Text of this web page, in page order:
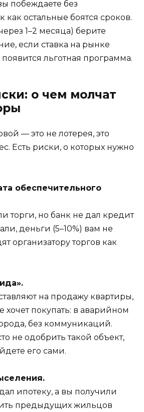
побеждаете без
как остальные боятся сроков.
1–2 месяца) берите
если ставка на рынке
льготная программа.
о чем молчат
— это не лотерея, это
Есть риски, о которых нужно
обеспечительного
торги, но банк не дал кредит
деньги (5–10%) вам не
организатору торгов как
на продажу квартиры,
хочет покупать: в аварийном
без коммуникаций.
не одобрить такой объект,
его сами.
ипотеку, а вы получили
предыдущих жильцов